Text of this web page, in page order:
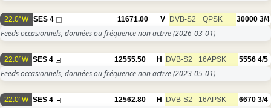
22.0°W SES 4 11671.00 V DVB-S2 QPSK 30000 3/4
Feeds occasionnels, données ou fréquence non active(2026-03-01)
22.0°W SES 4 12555.50 H DVB-S2 16APSK 5556 4/5
Feeds occasionnels, données ou fréquence non active(2023-05-01)
22.0°W SES 4 12562.80 H DVB-S2 16APSK 6670 3/4